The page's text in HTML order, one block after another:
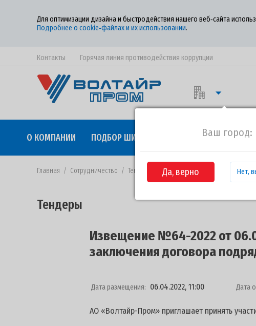
Для оптимизации дизайна и быстродействия нашего веб‑сайта
Подробнее о cookie‑файлах и их использовании.
Контакты Горячая линия противодействия коррупции
Ваш город:
Да, верно Нет,
О КОМПАНИИ ПОДБОР ШИН
Главная / Сотрудничество / Тендеры Извещение №64-2022 от
Тендеры
Извещение №64-2022 от
заключения договора
Дата размещения: 06.04.2022, 11:00 Дата
АО «Волтайр-Пром» приглашает принять